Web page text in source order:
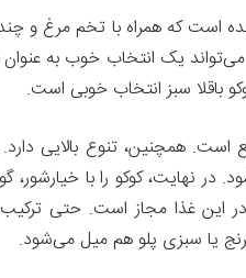
است که همراه با تخم مرغ و
یک انتخاب خوب به
باقلا سبز انتخاب خوبی است.
همچنین، تنوع بالایی
در نهایت، کوکو را با
این غذا مجاز است. حتی ترکیب
یا سبزی پلو هم میل می‌شود.